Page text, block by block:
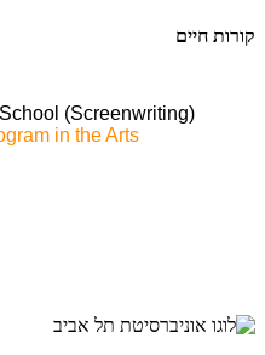
קורות חיים
(Screenwriting)
in the Arts